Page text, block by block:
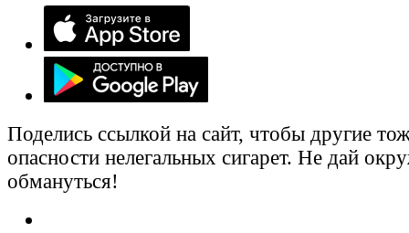
Поделись ссылкой на сайт, чтобы другие
опасности нелегальных сигарет. Не дай
обмануться!